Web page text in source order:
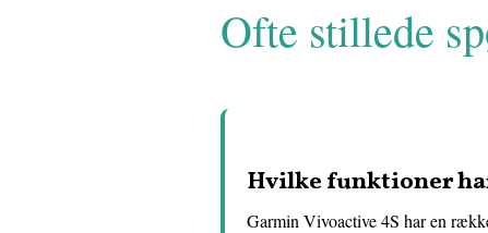
Ofte stillede
Hvilke funktioner
Garmin Vivoactive 4S har en